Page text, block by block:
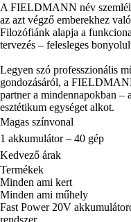
A FIELDMANN név
az azt végző emberekhez
Filozófiánk alapja a
tervezés – felesleges
Legyen szó professzionális
gondozásáról, a
partner a mindennapokban –
esztétikum egységet alkot.
Magas színvonal
1 akkumulátor – 40 gép
Kedvező árak
Termékek
Minden ami kert
Minden ami műhely
Fast Power 20V
rendszer